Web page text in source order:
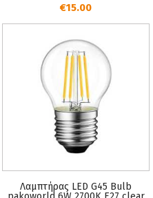
€15.00
Λαμπτήρας LED G45 Bulb